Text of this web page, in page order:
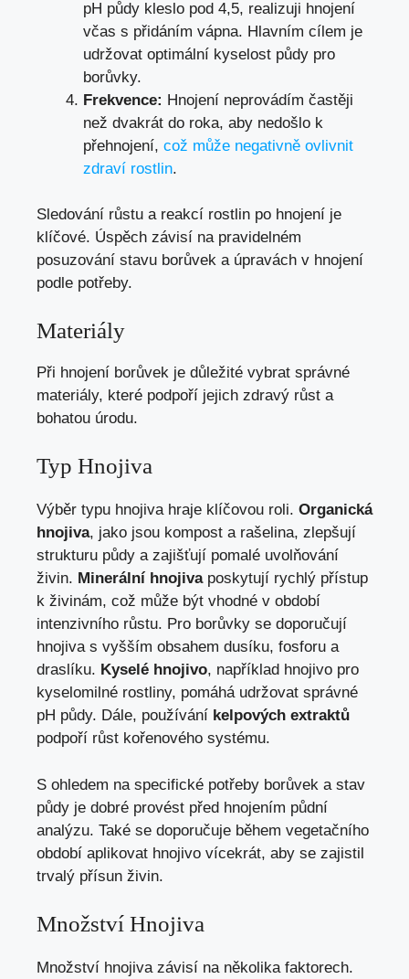
pH půdy kleslo pod 4,5, realizuji hnojení
včas s přidáním vápna. Hlavním cílem je
udržovat optimální kyselost půdy pro
borůvky.
Frekvence: Hnojení neprovádím častěji
než dvakrát do roka, aby nedošlo k
přehnojení, což může negativně ovlivnit
zdraví rostlin.
Sledování růstu a reakcí rostlin po hnojení je
klíčové. Úspěch závisí na pravidelném
posuzování stavu borůvek a úpravách v hnojení
podle potřeby.
Materiály
Při hnojení borůvek je důležité vybrat správné
materiály, které podpoří jejich zdravý růst a
bohatou úrodu.
Typ Hnojiva
Výběr typu hnojiva hraje klíčovou roli. Organická
hnojiva, jako jsou kompost a rašelina, zlepšují
strukturu půdy a zajišťují pomalé uvolňování
živin. Minerální hnojivaposkytují rychlý přístup
k živinám, což může být vhodné v období
intenzivního růstu. Pro borůvky se doporučují
hnojiva s vyšším obsahem dusíku, fosforu a
draslíku. Kyselé hnojivo, například hnojivo pro
kyselomilné rostliny, pomáhá udržovat správné
pH půdy. Dále, používání kelpových extraktů
podpoří růst kořenového systému.
S ohledem na specifické potřeby borůvek a stav
půdy je dobré provést před hnojením půdní
analýzu. Také se doporučuje během vegetačního
období aplikovat hnojivo vícekrát, aby se zajistil
trvalý přísun živin.
Množství Hnojiva
Množství hnojiva závisí na několika faktorech.